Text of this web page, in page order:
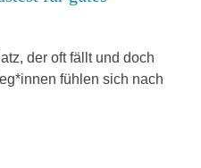
der oft fällt und doch
fühlen sich nach